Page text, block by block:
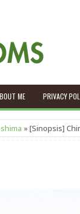
ME PRIVACY
» [Sinopsis]